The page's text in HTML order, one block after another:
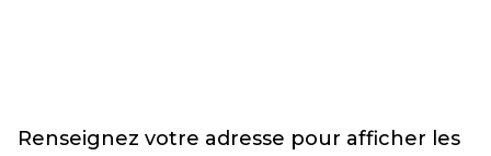
Renseignez votre adresse pour afficher les